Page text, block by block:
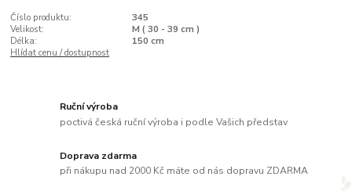
Číslo produktu:
345
Velikost:
M ( 30 - 39 cm )
Délka:
150 cm
Hlídat cenu / dostupnost
Ruční výroba
poctivá česká ruční výroba i podle Vašich představ
Doprava zdarma
při nákupu nad 2000 Kč máte od nás dopravu ZDARMA